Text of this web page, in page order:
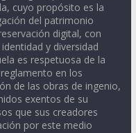
cuyo propósito es la
del patrimonio
digital, con
y diversidad
es respetuosa de la
en los
de las obras de ingenio,
exentos de su
que sus creadores
por este medio